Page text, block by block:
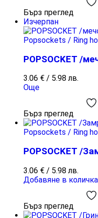
Бърз преглед
Изчерпан
Popsockets / Ring
POPSOCKET /
3.06 € / 5.98 лв.
Още
Бърз преглед
Popsockets / Ring
POPSOCKET /
3.06 € / 5.98 лв.
Добавяне в
Бърз преглед